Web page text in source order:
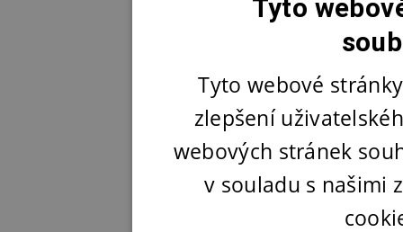
Tyto
Tyto webové
zlepšení
webových stránek
v souladu s našimi